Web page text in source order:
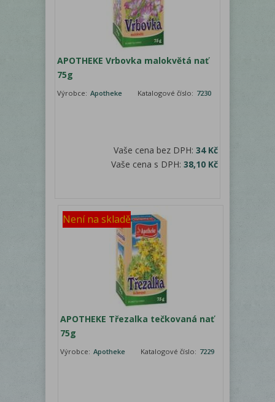
APOTHEKE Vrbovka malokvětá nať
75g
Výrobce: Apotheke Katalogové číslo: 7230
Vaše cena bez DPH: 34 Kč
Vaše cena s DPH: 38,10 Kč
Není na skladě
APOTHEKE Třezalka tečkovaná nať
75g
Výrobce: Apotheke Katalogové číslo: 7229